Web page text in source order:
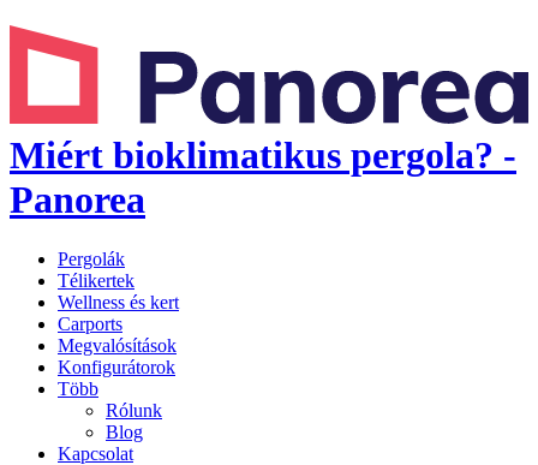
Miért bioklimatikus pergola? -
Panorea
Pergolák
Télikertek
Wellness és kert
Carports
Megvalósítások
Konfigurátorok
Több
Rólunk
Blog
Kapcsolat